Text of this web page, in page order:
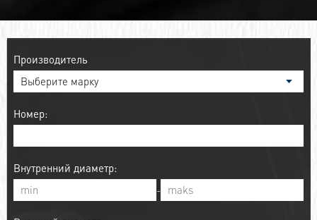
Производитель
Номер:
Внутренний диаметр:
-